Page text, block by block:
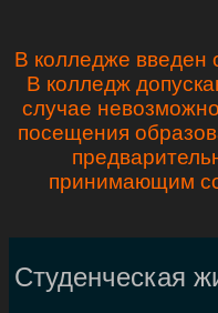
В колледже
В колледж
случае
посещения
принимающим
Студенческая